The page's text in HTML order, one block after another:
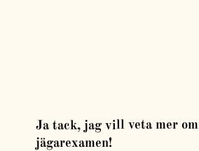
Ja tack, jag vill veta mer om
jägarexamen!